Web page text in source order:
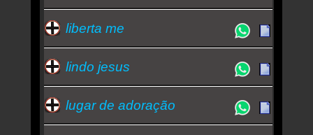
liberta me
lindo jesus
lugar de adoração